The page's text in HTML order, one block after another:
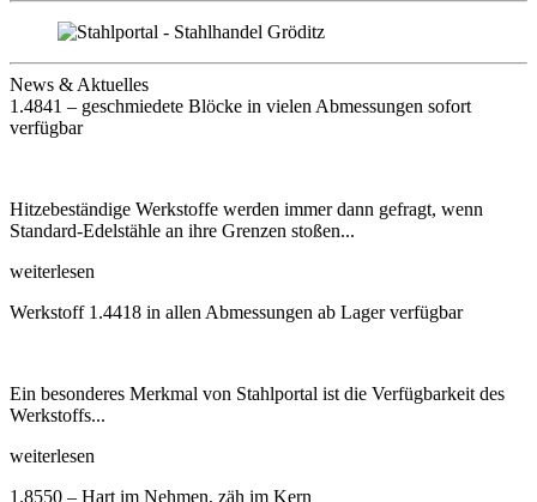
News & Aktuelles
1.4841 – geschmiedete Blöcke in vielen Abmessungen sofort
verfügbar
Hitzebeständige Werkstoffe werden immer dann gefragt, wenn
Standard-Edelstähle an ihre Grenzen stoßen...
weiterlesen
Werkstoff 1.4418 in allen Abmessungen ab Lager verfügbar
Ein besonderes Merkmal von Stahlportal ist die Verfügbarkeit des
Werkstoffs...
weiterlesen
1.8550 – Hart im Nehmen, zäh im Kern